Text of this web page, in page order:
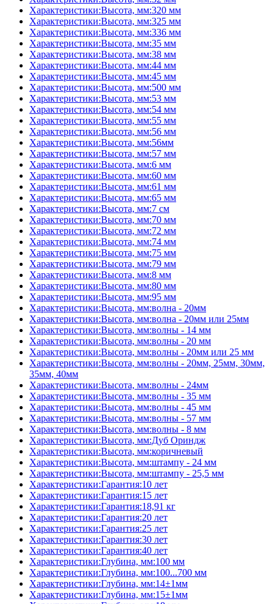
Характеристики:Высота, мм:320 мм
Характеристики:Высота, мм:325 мм
Характеристики:Высота, мм:336 мм
Характеристики:Высота, мм:35 мм
Характеристики:Высота, мм:38 мм
Характеристики:Высота, мм:44 мм
Характеристики:Высота, мм:45 мм
Характеристики:Высота, мм:500 мм
Характеристики:Высота, мм:53 мм
Характеристики:Высота, мм:54 мм
Характеристики:Высота, мм:55 мм
Характеристики:Высота, мм:56 мм
Характеристики:Высота, мм:56мм
Характеристики:Высота, мм:57 мм
Характеристики:Высота, мм:6 мм
Характеристики:Высота, мм:60 мм
Характеристики:Высота, мм:61 мм
Характеристики:Высота, мм:65 мм
Характеристики:Высота, мм:7 см
Характеристики:Высота, мм:70 мм
Характеристики:Высота, мм:72 мм
Характеристики:Высота, мм:74 мм
Характеристики:Высота, мм:75 мм
Характеристики:Высота, мм:79 мм
Характеристики:Высота, мм:8 мм
Характеристики:Высота, мм:80 мм
Характеристики:Высота, мм:95 мм
Характеристики:Высота, мм:волна - 20мм
Характеристики:Высота, мм:волна - 20мм или 25мм
Характеристики:Высота, мм:волны - 14 мм
Характеристики:Высота, мм:волны - 20 мм
Характеристики:Высота, мм:волны - 20мм или 25 мм
Характеристики:Высота, мм:волны - 20мм, 25мм, 30мм,
35мм, 40мм
Характеристики:Высота, мм:волны - 24мм
Характеристики:Высота, мм:волны - 35 мм
Характеристики:Высота, мм:волны - 45 мм
Характеристики:Высота, мм:волны - 57 мм
Характеристики:Высота, мм:волны - 8 мм
Характеристики:Высота, мм:Дуб Ориндж
Характеристики:Высота, мм:коричневый
Характеристики:Высота, мм:штампу - 24 мм
Характеристики:Высота, мм:штампу - 25,5 мм
Характеристики:Гарантия:10 лет
Характеристики:Гарантия:15 лет
Характеристики:Гарантия:18,91 кг
Характеристики:Гарантия:20 лет
Характеристики:Гарантия:25 лет
Характеристики:Гарантия:30 лет
Характеристики:Гарантия:40 лет
Характеристики:Глубина, мм:100 мм
Характеристики:Глубина, мм:100...700 мм
Характеристики:Глубина, мм:14±1мм
Характеристики:Глубина, мм:15±1мм